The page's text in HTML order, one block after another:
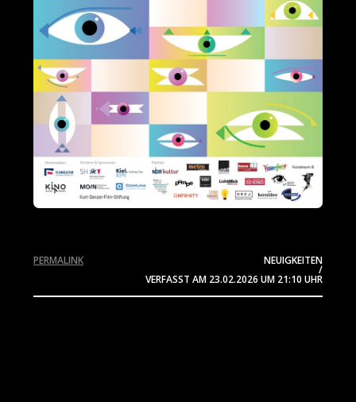
NEUIGKEITEN
/
VERFASST AM 23.02.2026 UM 21:10 UHR
PERMALINK